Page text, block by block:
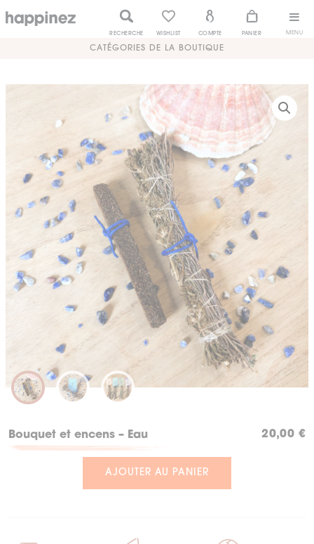
MENU
RECHERCHE WISHLIST COMPTE PANIER
CATÉGORIES DE LA BOUTIQUE
Bouquet et encens – Eau 20,00 €
AJOUTER AU PANIER